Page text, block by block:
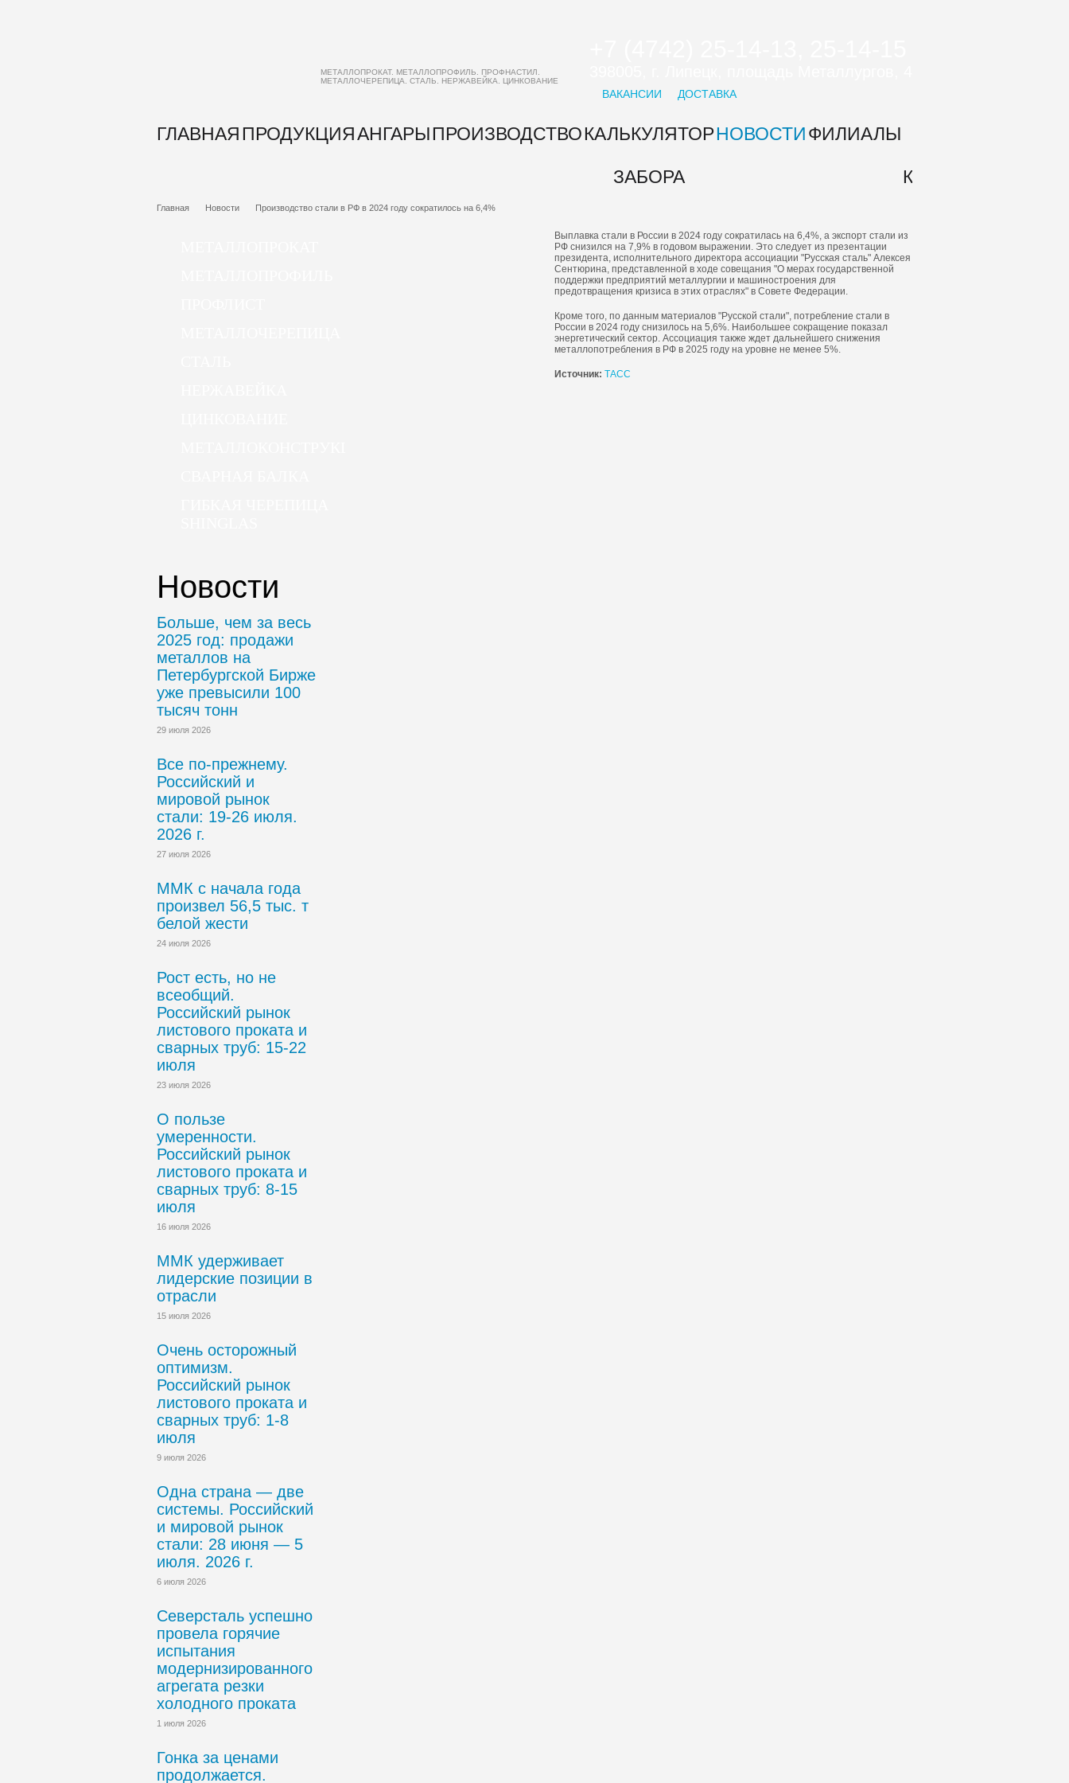
МЕТАЛЛОПРОКАТ. МЕТАЛЛОПРОФИЛЬ. ПРОФНАСТИЛ.
МЕТАЛЛОЧЕРЕПИЦА. СТАЛЬ. НЕРЖАВЕЙКА. ЦИНКОВАНИЕ
ВАКАНСИИ ДОСТАВКА
ГЛАВНАЯПРОДУКЦИЯАНГАРЫПРОИЗВОДСТВОКАЛЬКУЛЯТОР
ЗАБОРА
НОВОСТИФИЛИАЛЫ
КОМПАНИИ
Главная Новости Производство стали в РФ в 2024 году сократилось на 6,4%
Выплавка стали в России в 2024 году сократилась на 6,4%, а экспорт стали из
РФ снизился на 7,9% в годовом выражении. Это следует из презентации
президента, исполнительного директора ассоциации "Русская сталь" Алексея
Сентюрина, представленной в ходе совещания "О мерах государственной
поддержки предприятий металлургии и машиностроения для
предотвращения кризиса в этих отраслях" в Совете Федерации.
Кроме того, по данным материалов "Русской стали", потребление стали в
России в 2024 году снизилось на 5,6%. Наибольшее сокращение показал
энергетический сектор. Ассоциация также ждет дальнейшего снижения
металлопотребления в РФ в 2025 году на уровне не менее 5%.
Источник: ТАСС
Новости
Больше, чем за весь
2025 год: продажи
металлов на
Петербургской Бирже
уже превысили 100
тысяч тонн
29 июля 2026
Все по-прежнему.
Российский и
мировой рынок
стали: 19-26 июля.
2026 г.
27 июля 2026
ММК с начала года
произвел 56,5 тыс. т
белой жести
24 июля 2026
Рост есть, но не
всеобщий.
Российский рынок
листового проката и
сварных труб: 15-22
июля
23 июля 2026
О пользе
умеренности.
Российский рынок
листового проката и
сварных труб: 8-15
июля
16 июля 2026
ММК удерживает
лидерские позиции в
отрасли
15 июля 2026
Очень осторожный
оптимизм.
Российский рынок
листового проката и
сварных труб: 1-8
июля
9 июля 2026
Одна страна — две
системы. Российский
и мировой рынок
стали: 28 июня — 5
июля. 2026 г.
6 июля 2026
Северсталь успешно
провела горячие
испытания
модернизированного
агрегата резки
холодного проката
1 июля 2026
Гонка за ценами
продолжается.